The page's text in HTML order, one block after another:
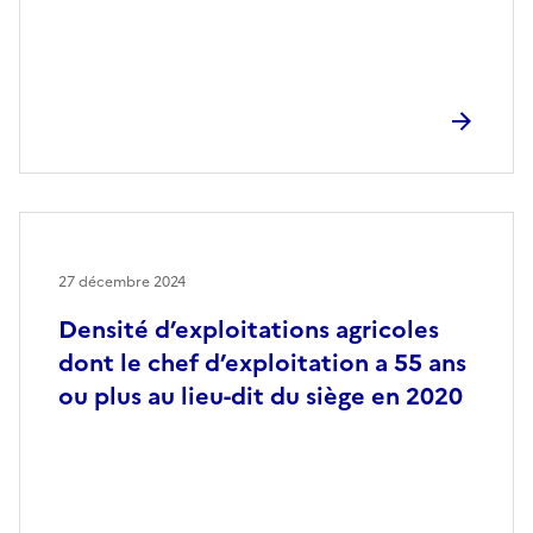
Densité d’exploitations agricoles
dont le chef d’exploitation a 55 ans
ou plus au lieu-dit du siège en 2020
27 décembre 2024